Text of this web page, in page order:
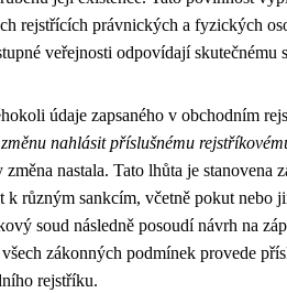
rejstřících právnických a fyzických
veřejnosti odpovídají skutečnému
údaje zapsaného v obchodním
nahlásit příslušnému
změna nastala. Tato lhůta je stanovena
k různým sankcím, včetně pokut nebo
soud následně posoudí návrh na
zákonných podmínek provede
rejstříku.